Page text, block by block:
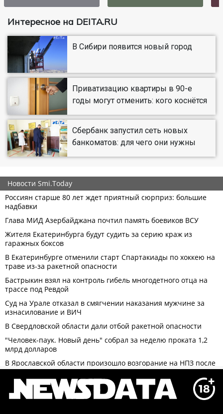
Интересное на DEITA.RU
В Сибири появится новый город
Приватизацию квартиры в 90-е
годы могут отменить: кого коснётся
Сбербанк запустил сеть новых
банкоматов: для чего они нужны